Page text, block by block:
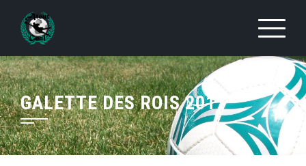
content
GALETTE DES ROIS 2017